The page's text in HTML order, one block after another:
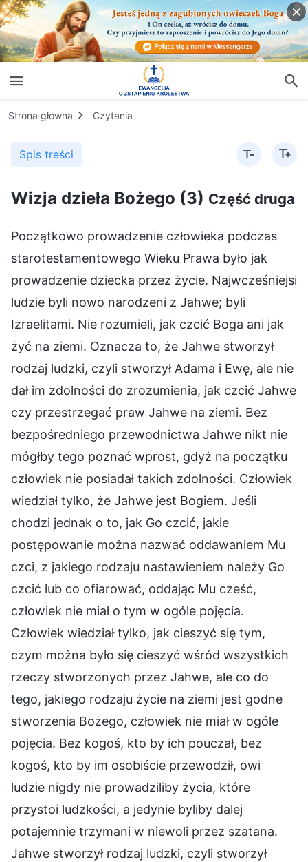
Strona główna Czytania
Spis treści
Wizja dzieła Bożego (3) Część druga
Początkowo prowadzenie człowieka podczas
starotestamentowego Wieku Prawa było jak
prowadzenie dziecka przez życie. Najwcześniejsi
ludzie byli nowo narodzeni z Jahwe; byli
Izraelitami. Nie rozumieli, jak czcić Boga ani jak
żyć na ziemi. Oznacza to, że Jahwe stworzył
rodzaj ludzki, czyli stworzył Adama i Ewę, ale nie
dał im zdolności do zrozumienia, jak czcić Jahwe
czy przestrzegać praw Jahwe na ziemi. Bez
bezpośredniego przewodnictwa Jahwe nikt nie
mógłby tego poznać wprost, gdyż na początku
człowiek nie posiadał takich zdolności. Człowiek
wiedział tylko, że Jahwe jest Bogiem. Jeśli
chodzi jednak o to, jak Go czcić, jakie
postępowanie można nazwać oddawaniem Mu
czci, z jakiego rodzaju nastawieniem należy Go
czcić lub co ofiarować, oddając Mu cześć,
człowiek nie miał o tym w ogóle pojęcia.
Człowiek wiedział tylko, jak cieszyć się tym,
czym można było się cieszyć wśród wszystkich
rzeczy stworzonych przez Jahwe, ale co do
tego, jakiego rodzaju życie na ziemi jest godne
stworzenia Bożego, człowiek nie miał w ogóle
pojęcia. Bez kogoś, kto by ich pouczał, bez
kogoś, kto by im osobiście przewodził, owi
ludzie nigdy nie prowadziliby życia, które
przystoi ludzkości, a jedynie byliby dalej
potajemnie trzymani w niewoli przez szatana.
Jahwe stworzył rodzaj ludzki, czyli stworzył